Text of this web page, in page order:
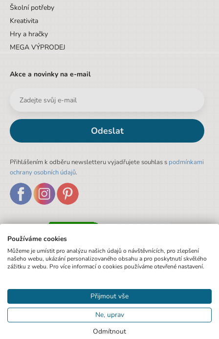
Školní potřeby
Kreativita
Hry a hračky
MEGA VÝPRODEJ
Akce a novinky na e-mail
Odeslat
Přihlášením k odběru newsletteru vyjadřujete souhlas s podmínkami
ochrany osobních údajů.
Používáme cookies
Můžeme je umístit pro analýzu našich údajů o návštěvnících, pro zlepšení
našeho webu, ukázání personalizovaného obsahu a pro poskytnutí skvělého
zážitku z webu. Pro více informací o cookies používáme otevřené nastavení.
Přijmout vše
Ne, uprav
Odmítnout